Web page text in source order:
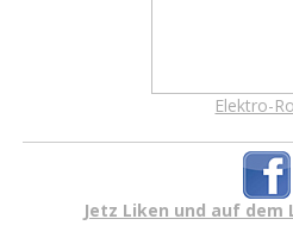
Elektro-
Jetz Liken und auf dem